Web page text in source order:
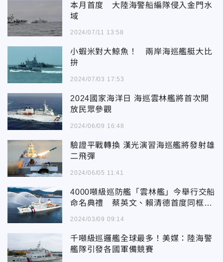
本月首度 大陸海警船編隊侵入金門水
域
2024/07/11 13:58
小蝦米對大鯨魚！ 兩岸海巡艦艇大比
拚
2024/07/03 17:53
2024國家海洋日 海巡雲林艦將首次開
放民眾參觀
2024/06/09 16:48
驗證平戰轉換 漢光演習海巡艦將發射雄
二飛彈
2024/06/05 11:41
4000噸級巡防艦「雲林艦」今舉行交船
命名典禮 蔡英文、賴清德首度同框出
2024/03/09 09:14
千噸級巡邏艦全球最多！美媒：陸海警
艦隊引發各國軍備競賽